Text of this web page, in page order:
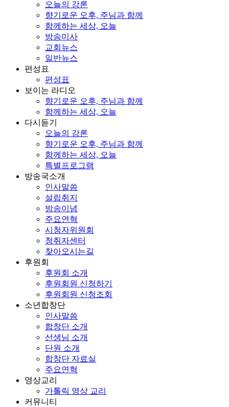
오늘의 강론
향기로운 오후, 주님과 함께
함께하는 세상, 오늘
방송미사
교회뉴스
일반뉴스
편성표
편성표
보이는 라디오
향기로운 오후, 주님과 함께
함께하는 세상, 오늘
다시듣기
오늘의 강론
향기로운 오후, 주님과 함께
함께하는 세상, 오늘
특별프로그램
방송국소개
인사말씀
설립취지
방송이념
주요연혁
시청자위원회
청취자센터
찾아오시는길
후원회
후원회 소개
후원회원 신청하기
후원회원 신청조회
소년합창단
인사말씀
합창단 소개
선생님 소개
단원 소개
합창단 자료실
주요연혁
영상교리
가톨릭 영상 교리
커뮤니티